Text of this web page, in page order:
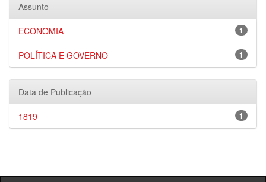
Assunto
1
ECONOMIA
1
POLÍTICA E GOVERNO
Data de Publicação
1
1819